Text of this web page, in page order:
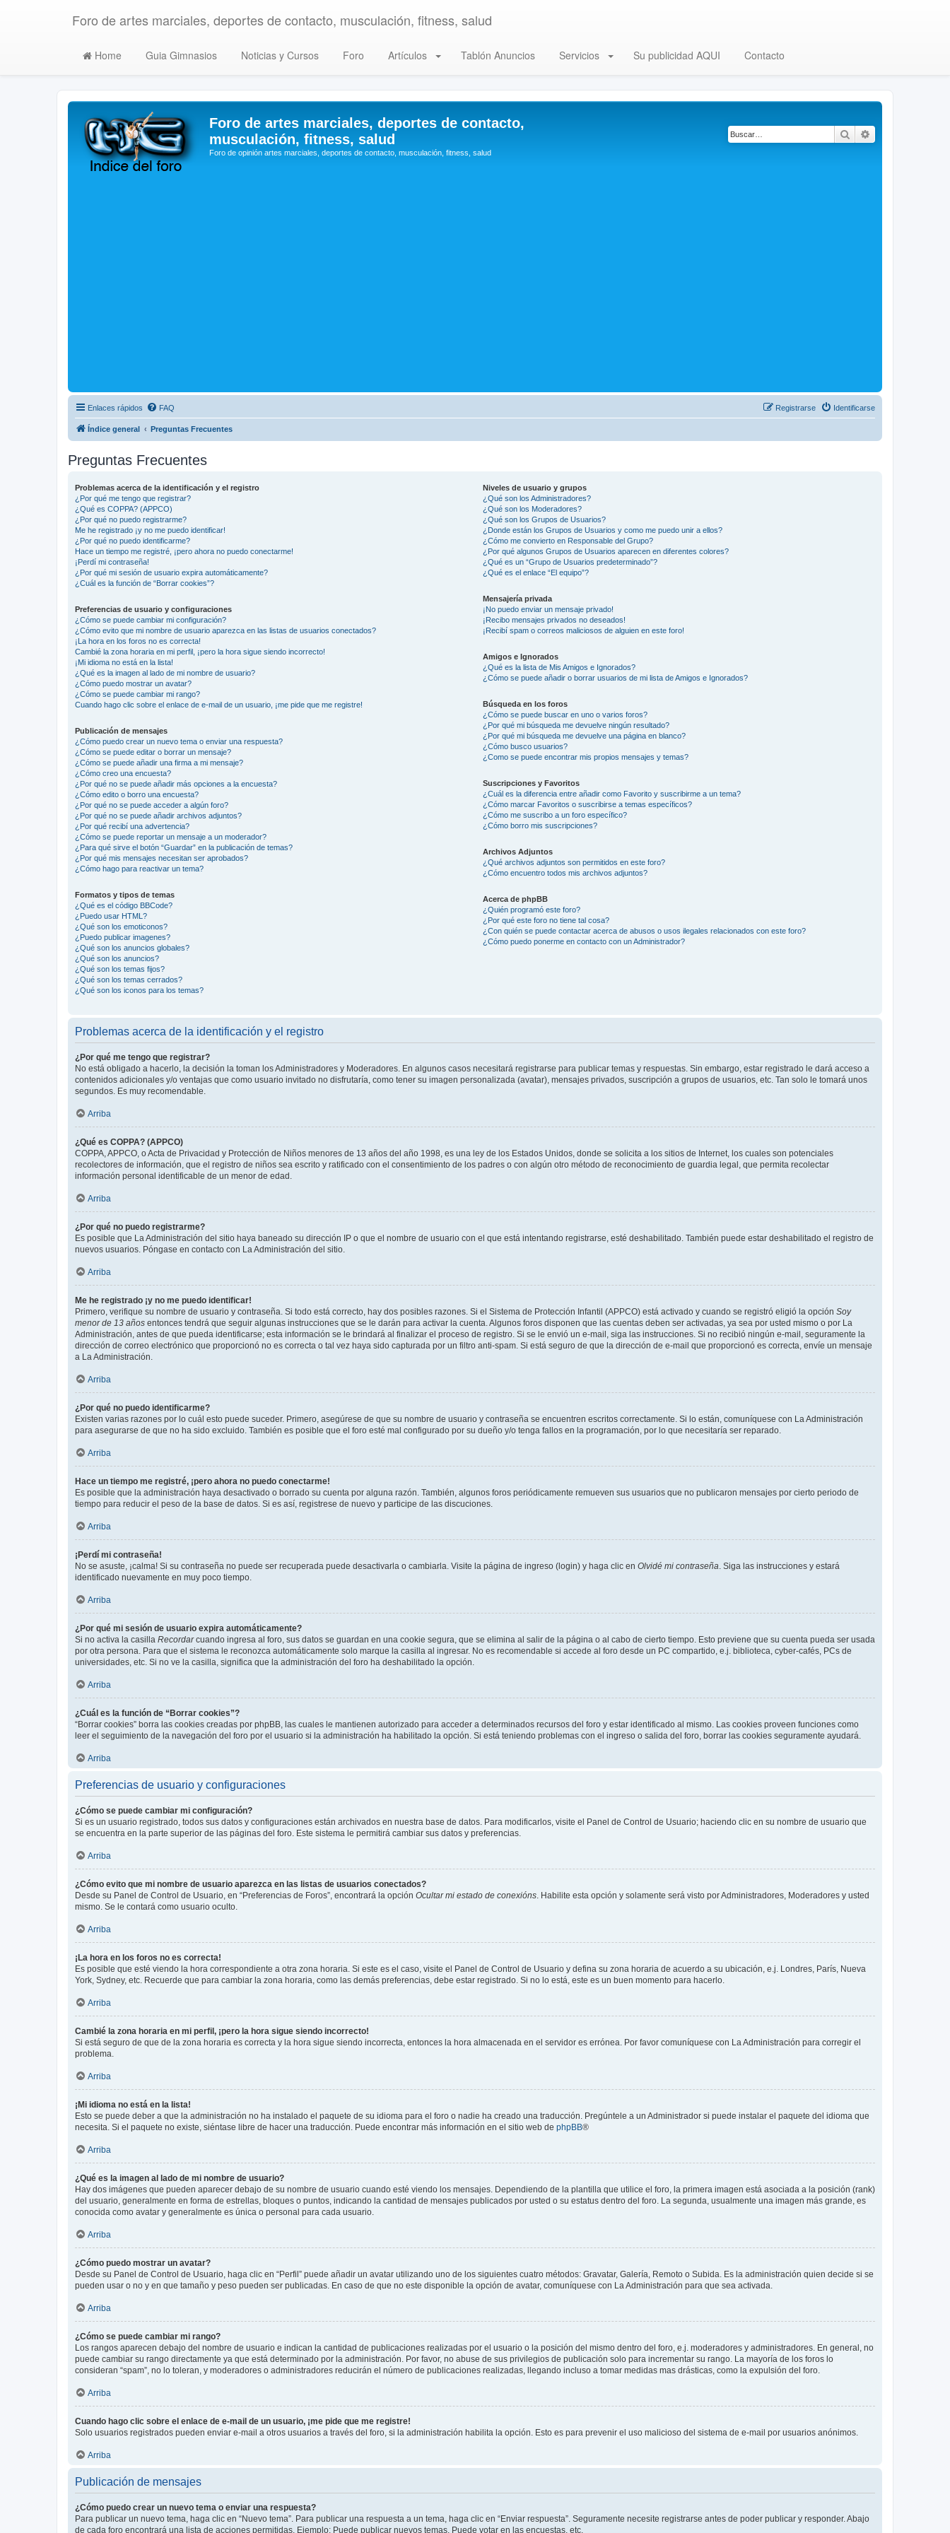
Foro de artes marciales, deportes de contacto, musculación, fitness, salud
Home Guia Gimnasios Noticias y Cursos Foro Artículos Tablón Anuncios Servicios Su publicidad AQUI Contacto
Foro de artes marciales, deportes de contacto,
musculación, fitness, salud
Foro de opinión artes marciales, deportes de contacto, musculación, fitness, salud
Buscar
Enlaces rápidos FAQ Identificarse
Registrarse
Índice general Preguntas Frecuentes
Preguntas Frecuentes
Problemas acerca de la identificación y el registro
¿Por qué me tengo que registrar?
¿Qué es COPPA? (APPCO)
¿Por qué no puedo registrarme?
Me he registrado ¡y no me puedo identificar!
¿Por qué no puedo identificarme?
Hace un tiempo me registré, ¡pero ahora no puedo conectarme!
¡Perdí mi contraseña!
¿Por qué mi sesión de usuario expira automáticamente?
¿Cuál es la función de “Borrar cookies”?
Preferencias de usuario y configuraciones
¿Cómo se puede cambiar mi configuración?
¿Cómo evito que mi nombre de usuario aparezca en las listas de usuarios conectados?
¡La hora en los foros no es correcta!
Cambié la zona horaria en mi perfil, ¡pero la hora sigue siendo incorrecto!
¡Mi idioma no está en la lista!
¿Qué es la imagen al lado de mi nombre de usuario?
¿Cómo puedo mostrar un avatar?
¿Cómo se puede cambiar mi rango?
Cuando hago clic sobre el enlace de e-mail de un usuario, ¡me pide que me registre!
Publicación de mensajes
¿Cómo puedo crear un nuevo tema o enviar una respuesta?
¿Cómo se puede editar o borrar un mensaje?
¿Cómo se puede añadir una firma a mi mensaje?
¿Cómo creo una encuesta?
¿Por qué no se puede añadir más opciones a la encuesta?
¿Cómo edito o borro una encuesta?
¿Por qué no se puede acceder a algún foro?
¿Por qué no se puede añadir archivos adjuntos?
¿Por qué recibí una advertencia?
¿Cómo se puede reportar un mensaje a un moderador?
¿Para qué sirve el botón “Guardar” en la publicación de temas?
¿Por qué mis mensajes necesitan ser aprobados?
¿Cómo hago para reactivar un tema?
Formatos y tipos de temas
¿Qué es el código BBCode?
¿Puedo usar HTML?
¿Qué son los emoticonos?
¿Puedo publicar imagenes?
¿Qué son los anuncios globales?
¿Qué son los anuncios?
¿Qué son los temas fijos?
¿Qué son los temas cerrados?
¿Qué son los iconos para los temas?
Niveles de usuario y grupos
¿Qué son los Administradores?
¿Qué son los Moderadores?
¿Qué son los Grupos de Usuarios?
¿Donde están los Grupos de Usuarios y como me puedo unir a ellos?
¿Cómo me convierto en Responsable del Grupo?
¿Por qué algunos Grupos de Usuarios aparecen en diferentes colores?
¿Qué es un “Grupo de Usuarios predeterminado”?
¿Qué es el enlace “El equipo”?
Mensajería privada
¡No puedo enviar un mensaje privado!
¡Recibo mensajes privados no deseados!
¡Recibí spam o correos maliciosos de alguien en este foro!
Amigos e Ignorados
¿Qué es la lista de Mis Amigos e Ignorados?
¿Cómo se puede añadir o borrar usuarios de mi lista de Amigos e Ignorados?
Búsqueda en los foros
¿Cómo se puede buscar en uno o varios foros?
¿Por qué mi búsqueda me devuelve ningún resultado?
¿Por qué mi búsqueda me devuelve una página en blanco?
¿Cómo busco usuarios?
¿Como se puede encontrar mis propios mensajes y temas?
Suscripciones y Favoritos
¿Cuál es la diferencia entre añadir como Favorito y suscribirme a un tema?
¿Cómo marcar Favoritos o suscribirse a temas específicos?
¿Cómo me suscribo a un foro específico?
¿Cómo borro mis suscripciones?
Archivos Adjuntos
¿Qué archivos adjuntos son permitidos en este foro?
¿Cómo encuentro todos mis archivos adjuntos?
Acerca de phpBB
¿Quién programó este foro?
¿Por qué este foro no tiene tal cosa?
¿Con quién se puede contactar acerca de abusos o usos ilegales relacionados con este foro?
¿Cómo puedo ponerme en contacto con un Administrador?
Problemas acerca de la identificación y el registro
¿Por qué me tengo que registrar?
No está obligado a hacerlo, la decisión la toman los Administradores y Moderadores. En algunos casos necesitará registrarse para publicar temas y respuestas. Sin embargo, estar registrado le dará acceso a
contenidos adicionales y/o ventajas que como usuario invitado no disfrutaría, como tener su imagen personalizada (avatar), mensajes privados, suscripción a grupos de usuarios, etc. Tan solo le tomará unos
segundos. Es muy recomendable.
Arriba
¿Qué es COPPA? (APPCO)
COPPA, APPCO, o Acta de Privacidad y Protección de Niños menores de 13 años del año 1998, es una ley de los Estados Unidos, donde se solicita a los sitios de Internet, los cuales son potenciales
recolectores de información, que el registro de niños sea escrito y ratificado con el consentimiento de los padres o con algún otro método de reconocimiento de guardia legal, que permita recolectar
información personal identificable de un menor de edad.
Arriba
¿Por qué no puedo registrarme?
Es posible que La Administración del sitio haya baneado su dirección IP o que el nombre de usuario con el que está intentando registrarse, esté deshabilitado. También puede estar deshabilitado el registro de
nuevos usuarios. Póngase en contacto con La Administración del sitio.
Arriba
Me he registrado ¡y no me puedo identificar!
Primero, verifique su nombre de usuario y contraseña. Si todo está correcto, hay dos posibles razones. Si el Sistema de Protección Infantil (APPCO) está activado y cuando se registró eligió la opción Soy
menor de 13 años entonces tendrá que seguir algunas instrucciones que se le darán para activar la cuenta. Algunos foros disponen que las cuentas deben ser activadas, ya sea por usted mismo o por La
Administración, antes de que pueda identificarse; esta información se le brindará al finalizar el proceso de registro. Si se le envió un e-mail, siga las instrucciones. Si no recibió ningún e-mail, seguramente la
dirección de correo electrónico que proporcionó no es correcta o tal vez haya sido capturada por un filtro anti-spam. Si está seguro de que la dirección de e-mail que proporcionó es correcta, envíe un mensaje
a La Administración.
Arriba
¿Por qué no puedo identificarme?
Existen varias razones por lo cuál esto puede suceder. Primero, asegúrese de que su nombre de usuario y contraseña se encuentren escritos correctamente. Si lo están, comuníquese con La Administración
para asegurarse de que no ha sido excluido. También es posible que el foro esté mal configurado por su dueño y/o tenga fallos en la programación, por lo que necesitaría ser reparado.
Arriba
Hace un tiempo me registré, ¡pero ahora no puedo conectarme!
Es posible que la administración haya desactivado o borrado su cuenta por alguna razón. También, algunos foros periódicamente remueven sus usuarios que no publicaron mensajes por cierto periodo de
tiempo para reducir el peso de la base de datos. Si es así, registrese de nuevo y participe de las discuciones.
Arriba
¡Perdí mi contraseña!
No se asuste, ¡calma! Si su contraseña no puede ser recuperada puede desactivarla o cambiarla. Visite la página de ingreso (login) y haga clic en Olvidé mi contraseña. Siga las instrucciones y estará
identificado nuevamente en muy poco tiempo.
Arriba
¿Por qué mi sesión de usuario expira automáticamente?
Si no activa la casilla Recordarcuando ingresa al foro, sus datos se guardan en una cookie segura, que se elimina al salir de la página o al cabo de cierto tiempo. Esto previene que su cuenta pueda ser usada
por otra persona. Para que el sistema le reconozca automáticamente solo marque la casilla al ingresar. No es recomendable si accede al foro desde un PC compartido, e.j. biblioteca, cyber-cafés, PCs de
universidades, etc. Si no ve la casilla, significa que la administración del foro ha deshabilitado la opción.
Arriba
¿Cuál es la función de “Borrar cookies”?
“Borrar cookies” borra las cookies creadas por phpBB, las cuales le mantienen autorizado para acceder a determinados recursos del foro y estar identificado al mismo. Las cookies proveen funciones como
leer el seguimiento de la navegación del foro por el usuario si la administración ha habilitado la opción. Si está teniendo problemas con el ingreso o salida del foro, borrar las cookies seguramente ayudará.
Arriba
Preferencias de usuario y configuraciones
¿Cómo se puede cambiar mi configuración?
Si es un usuario registrado, todos sus datos y configuraciones están archivados en nuestra base de datos. Para modificarlos, visite el Panel de Control de Usuario; haciendo clic en su nombre de usuario que
se encuentra en la parte superior de las páginas del foro. Este sistema le permitirá cambiar sus datos y preferencias.
Arriba
¿Cómo evito que mi nombre de usuario aparezca en las listas de usuarios conectados?
Desde su Panel de Control de Usuario, en “Preferencias de Foros”, encontrará la opción Ocultar mi estado de conexións. Habilite esta opción y solamente será visto por Administradores, Moderadores y usted
mismo. Se le contará como usuario oculto.
Arriba
¡La hora en los foros no es correcta!
Es posible que esté viendo la hora correspondiente a otra zona horaria. Si este es el caso, visite el Panel de Control de Usuario y defina su zona horaria de acuerdo a su ubicación, e.j. Londres, París, Nueva
York, Sydney, etc. Recuerde que para cambiar la zona horaria, como las demás preferencias, debe estar registrado. Si no lo está, este es un buen momento para hacerlo.
Arriba
Cambié la zona horaria en mi perfil, ¡pero la hora sigue siendo incorrecto!
Si está seguro de que de la zona horaria es correcta y la hora sigue siendo incorrecta, entonces la hora almacenada en el servidor es errónea. Por favor comuníquese con La Administración para corregir el
problema.
Arriba
¡Mi idioma no está en la lista!
Esto se puede deber a que la administración no ha instalado el paquete de su idioma para el foro o nadie ha creado una traducción. Pregúntele a un Administrador si puede instalar el paquete del idioma que
necesita. Si el paquete no existe, siéntase libre de hacer una traducción. Puede encontrar más información en el sitio web de phpBB®
Arriba
¿Qué es la imagen al lado de mi nombre de usuario?
Hay dos imágenes que pueden aparecer debajo de su nombre de usuario cuando esté viendo los mensajes. Dependiendo de la plantilla que utilice el foro, la primera imagen está asociada a la posición (rank)
del usuario, generalmente en forma de estrellas, bloques o puntos, indicando la cantidad de mensajes publicados por usted o su estatus dentro del foro. La segunda, usualmente una imagen más grande, es
conocida como avatar y generalmente es única o personal para cada usuario.
Arriba
¿Cómo puedo mostrar un avatar?
Desde su Panel de Control de Usuario, haga clic en “Perfil” puede añadir un avatar utilizando uno de los siguientes cuatro métodos: Gravatar, Galería, Remoto o Subida. Es la administración quien decide si se
pueden usar o no y en que tamaño y peso pueden ser publicadas. En caso de que no este disponible la opción de avatar, comuníquese con La Administración para que sea activada.
Arriba
¿Cómo se puede cambiar mi rango?
Los rangos aparecen debajo del nombre de usuario e indican la cantidad de publicaciones realizadas por el usuario o la posición del mismo dentro del foro, e.j. moderadores y administradores. En general, no
puede cambiar su rango directamente ya que está determinado por la administración. Por favor, no abuse de sus privilegios de publicación solo para incrementar su rango. La mayoría de los foros lo
consideran “spam”, no lo toleran, y moderadores o administradores reducirán el número de publicaciones realizadas, llegando incluso a tomar medidas mas drásticas, como la expulsión del foro.
Arriba
Cuando hago clic sobre el enlace de e-mail de un usuario, ¡me pide que me registre!
Solo usuarios registrados pueden enviar e-mail a otros usuarios a través del foro, si la administración habilita la opción. Esto es para prevenir el uso malicioso del sistema de e-mail por usuarios anónimos.
Arriba
Publicación de mensajes
¿Cómo puedo crear un nuevo tema o enviar una respuesta?
Para publicar un nuevo tema, haga clic en “Nuevo tema”. Para publicar una respuesta a un tema, haga clic en “Enviar respuesta”. Seguramente necesite registrarse antes de poder publicar y responder. Abajo
de cada foro encontrará una lista de acciones permitidas. Ejemplo: Puede publicar nuevos temas, Puede votar en las encuestas, etc.